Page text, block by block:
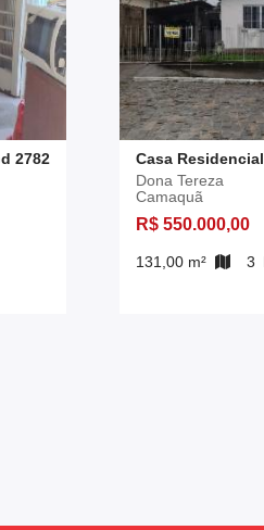
2782
Casa Residencial
Dona Tereza
Camaquã
R$ 550.000,00
131,00 m² 3